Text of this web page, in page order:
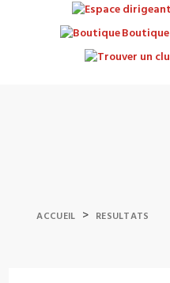
Boutique
ACCUEIL > RESULTATS